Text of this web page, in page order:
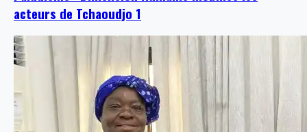
acteurs de Tchaoudjo 1